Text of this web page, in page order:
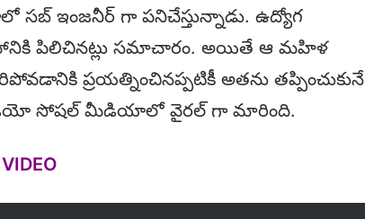
సబ్ ఇంజనీర్ గా పనిచేస్తున్నాడు. ఉద్యోగ
పిలిచినట్లు సమాచారం. అయితే ఆ మహిళ
ప్రయత్నించినప్పటికీ అతను తప్పించుకునే
వీడియో సోషల్ మీడియాలో వైరల్ గా మారింది.
VIDEO